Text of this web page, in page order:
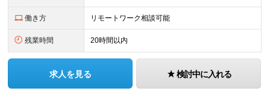
働き方 リモートワーク相談可能
残業時間 20時間以内
求人を見る 検討中に入れる